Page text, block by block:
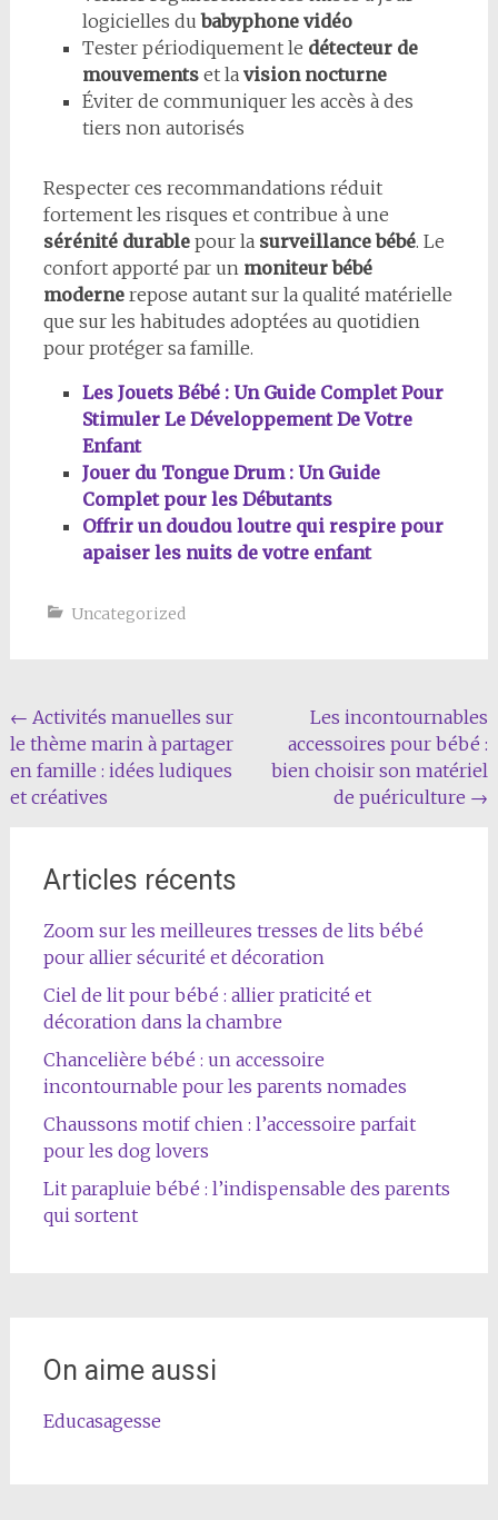
logicielles dubabyphone vidéo
Tester périodiquement le détecteur de
mouvementset la vision nocturne
Éviter de communiquer les accès à des
tiers non autorisés
Respecter ces recommandations réduit
fortement les risques et contribue à une
sérénité durablepour la surveillance bébé. Le
confort apporté par un moniteur bébé
modernerepose autant sur la qualité matérielle
que sur les habitudes adoptées au quotidien
pour protéger sa famille.
Les Jouets Bébé : Un Guide Complet Pour
Stimuler Le Développement De Votre
Enfant
Jouer du Tongue Drum : Un Guide
Complet pour les Débutants
Offrir un doudou loutre qui respire pour
apaiser les nuits de votre enfant
Uncategorized
Navigation
de
l'article
← Activités manuelles sur
le thème marin à partager
en famille : idées ludiques
et créatives
Les incontournables
accessoires pour bébé :
bien choisir son matériel
de puériculture →
Articles récents
Zoom sur les meilleures tresses de lits bébé
pour allier sécurité et décoration
Ciel de lit pour bébé : allier praticité et
décoration dans la chambre
Chancelière bébé : un accessoire
incontournable pour les parents nomades
Chaussons motif chien : l’accessoire parfait
pour les dog lovers
Lit parapluie bébé : l’indispensable des parents
qui sortent
On aime aussi
Educasagesse